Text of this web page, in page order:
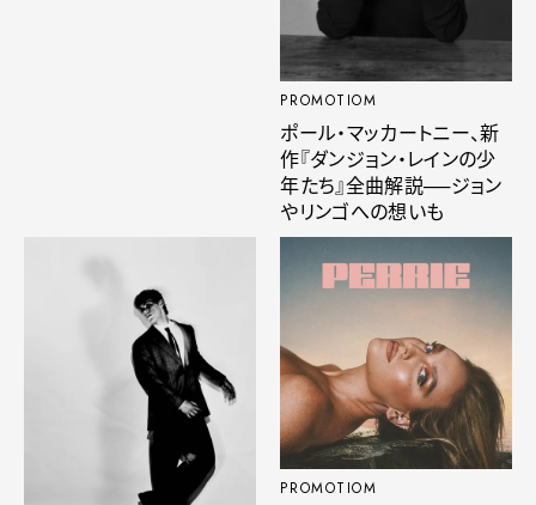
PROMOTIOM
ポール・マッカートニー、新
作『ダンジョン・レインの少
年たち』全曲解説──ジョン
やリンゴへの想いも
PROMOTIOM